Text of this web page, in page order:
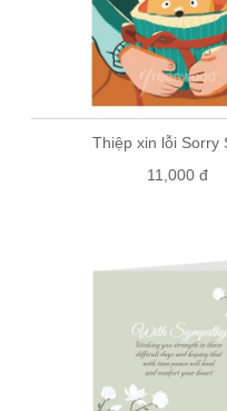
Thiệp xin lỗi Sorry
11,000 đ